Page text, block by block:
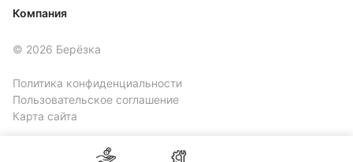
Компания
© 2026 Берёзка
Политика конфиденциальности
Пользовательское соглашение
Карта сайта